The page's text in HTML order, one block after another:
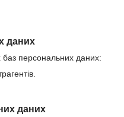
даних
персональних даних:
даних